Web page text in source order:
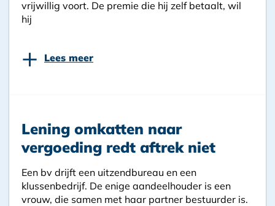
vrijwillig voort. De premie die hij zelf betaalt, wil
hij
+ Lees meer
Lening omkatten naar
vergoeding redt aftrek niet
Een bv drijft een uitzendbureau en een
klussenbedrijf. De enige aandeelhouder is een
vrouw, die samen met haar partner bestuurder is.